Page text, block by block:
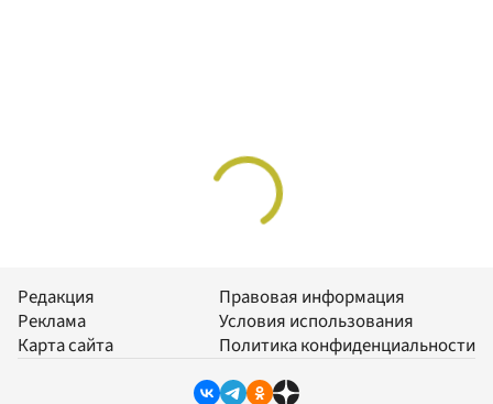
Редакция
Реклама
Карта сайта
Правовая информация
Условия использования
Политика конфиденциальности